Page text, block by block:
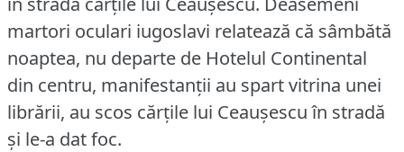
martori oculari iugoslavi relatează că sâmbătă
noaptea, nu departe de Hotelul Continental
din centru, manifestanţii au spart vitrina unei
librării, au scos cărţile lui Ceauşescu în stradă
şi le-a dat foc.